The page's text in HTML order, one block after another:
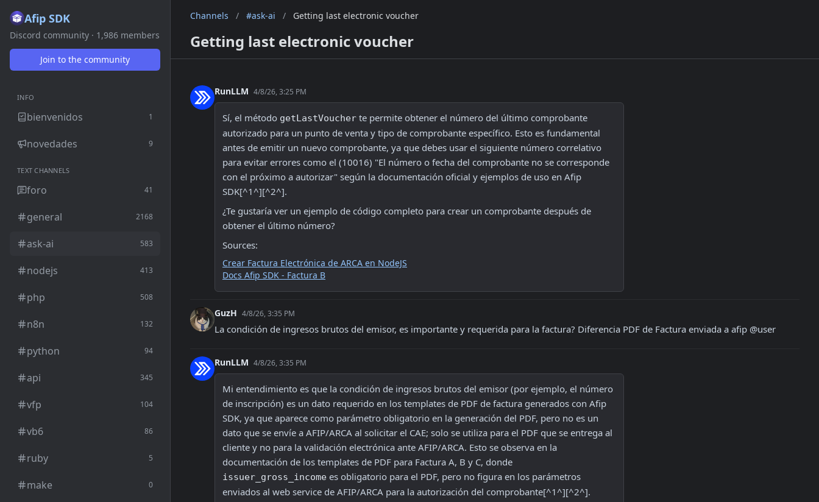
Afip SDK
Discord community · 1,986 members
Join to the community
INFO
bienvenidos 1
novedades 9
TEXT CHANNELS
foro 41
general 2168
ask-ai 583
nodejs 413
php 508
n8n 132
python 94
api 345
vfp 104
vb6 86
ruby 5
make 0
Channels / #ask-ai / Getting last electronic voucher
Getting last electronic voucher
RunLLM 4/8/26, 3:25 PM
Sí, el método getLastVoucher te permite obtener el número del último comprobante
autorizado para un punto de venta y tipo de comprobante específico. Esto es fundamental
antes de emitir un nuevo comprobante, ya que debes usar el siguiente número correlativo
para evitar errores como el (10016) "El número o fecha del comprobante no se corresponde
con el próximo a autorizar" según la documentación oficial y ejemplos de uso en Afip
SDK[^1^][^2^].
¿Te gustaría ver un ejemplo de código completo para crear un comprobante después de
obtener el último número?
Sources:
Crear Factura Electrónica de ARCA en NodeJS
Docs Afip SDK - Factura B
GuzH 4/8/26, 3:35 PM
La condición de ingresos brutos del emisor, es importante y requerida para la factura? Diferencia PDF de Factura enviada a afip @user
RunLLM 4/8/26, 3:35 PM
Mi entendimiento es que la condición de ingresos brutos del emisor (por ejemplo, el número
de inscripción) es un dato requerido en los templates de PDF de factura generados con Afip
SDK, ya que aparece como parámetro obligatorio en la generación del PDF, pero no es un
dato que se envíe a AFIP/ARCA al solicitar el CAE; solo se utiliza para el PDF que se entrega al
cliente y no para la validación electrónica ante AFIP/ARCA. Esto se observa en la
issuer_gross_income es obligatorio para el PDF, pero no figura en los parámetros
enviados al web service de AFIP/ARCA para la autorización del comprobante[^1^][^2^].